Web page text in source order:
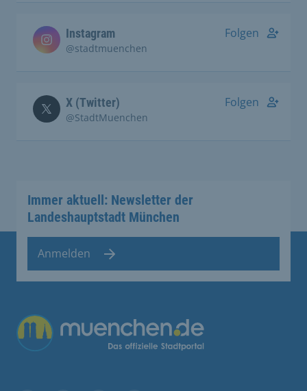
Instagram
@stadtmuenchen
Folgen
X (Twitter)
@StadtMuenchen
Folgen
Immer aktuell: Newsletter der
Landeshauptstadt München
Anmelden
Übergreifende Links